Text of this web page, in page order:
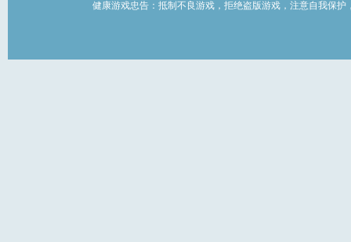
健康游戏忠告：抵制不良游戏，拒绝盗版游戏，注意自我保